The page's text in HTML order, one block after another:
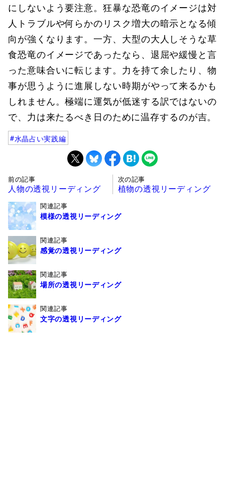
にしないよう要注意。狂暴な恐竜のイメージは対
人トラブルや何らかのリスク増大の暗示となる傾
向が強くなります。一方、大型の大人しそうな草
食恐竜のイメージであったなら、退屈や緩慢と言
った意味合いに転じます。力を持て余したり、物
事が思うように進展しない時期がやって来るかも
しれません。極端に運気が低迷する訳ではないの
で、力は来たるべき日のために温存するのが吉。
水晶占い実践編
前の記事
人物の透視リーディング
次の記事
植物の透視リーディング
関連記事
模様の透視リーディング
関連記事
感覚の透視リーディング
関連記事
場所の透視リーディング
関連記事
文字の透視リーディング